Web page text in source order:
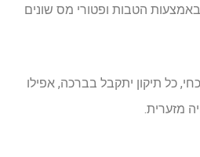
הטבות ופטורי מס שונים
כל תיקון יתקבל בברכה, אפילו
מזערית.